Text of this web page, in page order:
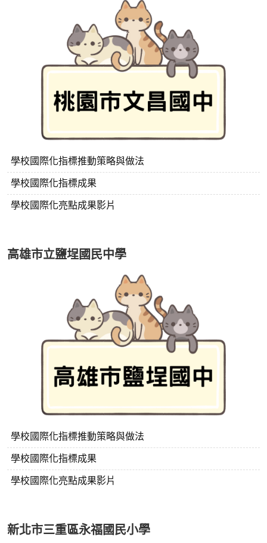
學校國際化指標推動策略與做法
學校國際化指標成果
學校國際化亮點成果影片
高雄市立鹽埕國民中學
學校國際化指標推動策略與做法
學校國際化指標成果
學校國際化亮點成果影片
新北市三重區永福國民小學